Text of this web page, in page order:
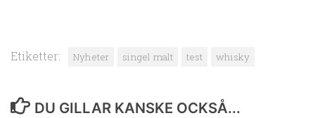
Etiketter: Nyheter singel malt test whisky
DU GILLAR KANSKE OCKSÅ...